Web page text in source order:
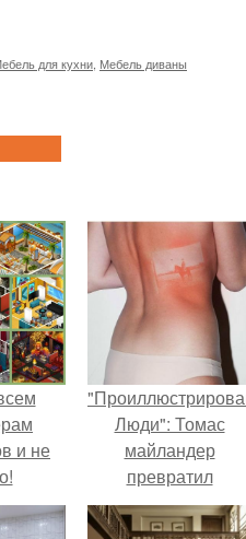
для кухни Мебель диваны
и не
Люди": Томас
майландер
превратил
солнечные ожоги в
арт - объект.